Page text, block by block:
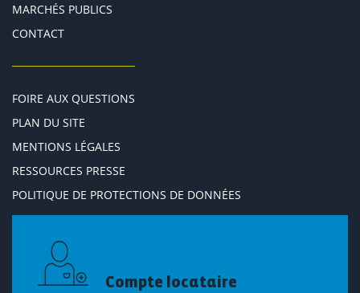
MARCHÉS PUBLICS
CONTACT
FOIRE AUX QUESTIONS
PLAN DU SITE
MENTIONS LÉGALES
RESSOURCES PRESSE
POLITIQUE DE PROTECTIONS DE DONNÉES
Compte locataire